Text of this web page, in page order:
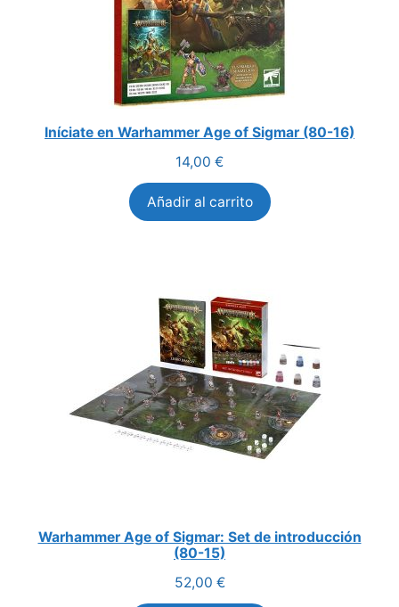
Iníciate en Warhammer Age of Sigmar (80-16)
14,00 €
Añadir al carrito
Warhammer Age of Sigmar: Set de introducción
(80-15)
52,00 €